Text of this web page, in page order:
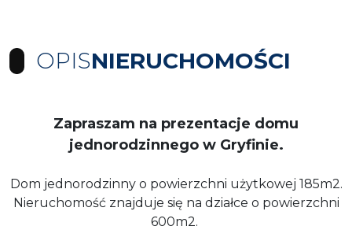
OPISNIERUCHOMOŚCI
Zapraszam na prezentacje domu
jednorodzinnego w Gryfinie.
Dom jednorodzinny o powierzchni użytkowej 185m2.
Nieruchomość znajduje się na działce o powierzchni
600m2.